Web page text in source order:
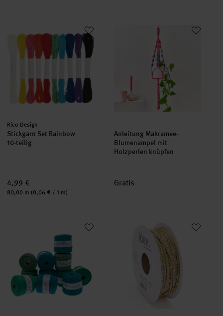
Hersteller:
Rico Design
Stickgarn Set Rainbow
10-teilig
4,99 €
Inhalt:
80,00 m (0,06 € / 1 m)
Anleitung Makramee-
Anleitung Makramee-
Blumenampel mit
Holzperlen knüpfen
Gratis
noodles Textilgarn Grüntöne